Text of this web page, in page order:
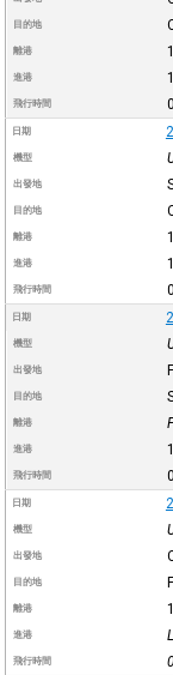
目的地
離港
進港
飛行時間
日期
機型
出發地
目的地
離港
進港
飛行時間
日期
機型
出發地
目的地
離港
進港
飛行時間
日期
機型
出發地
目的地
離港
進港
飛行時間